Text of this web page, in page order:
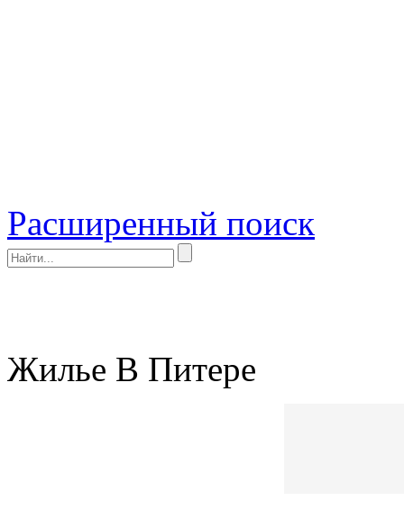
Расширенный поиск
Жилье В Питере